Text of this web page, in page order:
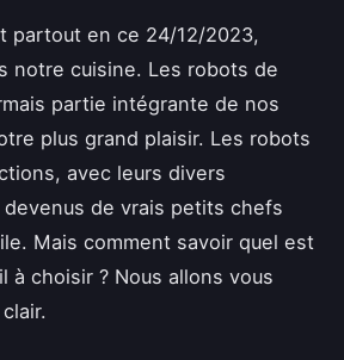
partout en ce 24/12/2023,
notre cuisine. Les robots de
partie intégrante de nos
plus grand plaisir. Les robots
avec leurs divers
de vrais petits chefs
Mais comment savoir quel est
à choisir ? Nous allons vous